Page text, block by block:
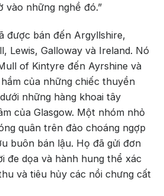
vào những nghề đó.”
được bán đến Argyllshire,
Lewis, Galloway và Ireland. Nó
of Kintyre đến Ayrshine và
của những chiếc thuyền
những hàng khoai tây
của Glasgow. Một nhóm nhỏ
quân trên đảo choáng ngợp
buôn bán lậu. Họ đã gửi đơn
đe dọa và hành hung thể xác
và tiêu hủy các nồi chưng cất